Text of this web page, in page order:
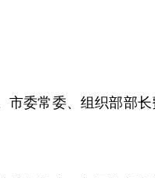
市委常委、组织部部